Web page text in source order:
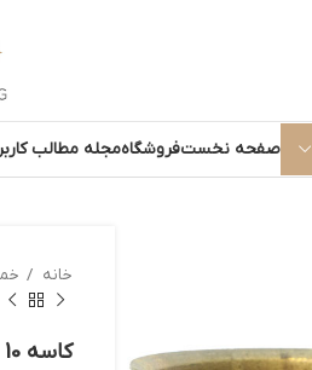
صفحه نخستفروشگاهمجله مطالب
خانه
کاسه 10 برنجی